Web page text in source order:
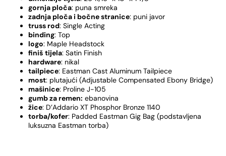
gornja ploča: puna smreka
zadnja ploča i bočne stranice: puni javor
truss rod: Single Acting
binding: Top
logo: Maple Headstock
finiš tijela: Satin Finish
hardware: nikal
tailpiece: Eastman Cast Aluminum Tailpiece
most: plutajući (Adjustable Compensated Ebony Bridge)
mašinice: Proline J-105
gumb za remen: ebanovina
žice: D’Addario XT Phosphor Bronze 1140
torba/kofer: Padded Eastman Gig Bag (podstavljena
luksuzna Eastman torba)